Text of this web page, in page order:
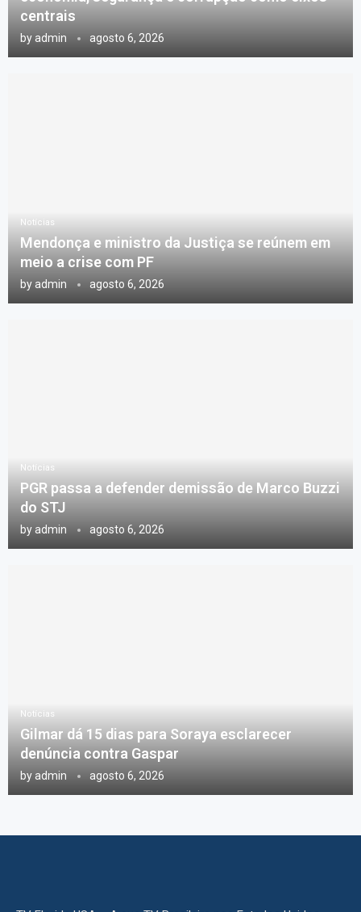
centrais
by admin agosto 6, 2026
Notícias
Mendonça e ministro da Justiça se reúnem em
meio a crise com PF
by admin agosto 6, 2026
Notícias
PGR passa a defender demissão de Marco Buzzi
do STJ
byadmin agosto 6, 2026
Notícias
Gilmar dá 15 dias para Soraya esclarecer
denúncia contra Gaspar
by admin agosto 6, 2026